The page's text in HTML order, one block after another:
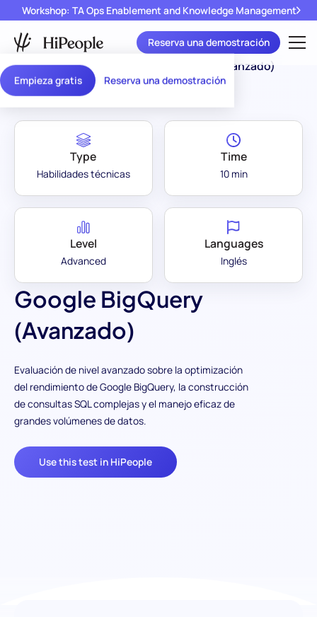
Empieza gratis Reserva una demostración
Workshop: TA Ops Enablement and Knowledge Management
Reserva una demostración
Assessment Library Google BigQuery (Avanzado)
Google BigQuery
(Avanzado)
Evaluación de nivel avanzado sobre la optimización
del rendimiento de Google BigQuery, la construcción
de consultas SQL complejas y el manejo eficaz de
grandes volúmenes de datos.
Use this test in HiPeople
Type
Habilidades técnicas
Time
10 min
Level
Advanced
Languages
Inglés